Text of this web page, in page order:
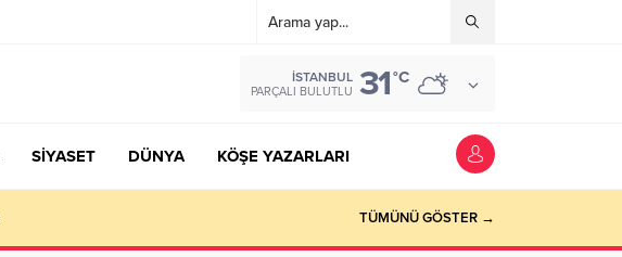
İSTANBUL
PARÇALI BULUTLU 31°C
SİYASET DÜNYA KÖŞE YAZARLARI
TÜMÜNÜ GÖSTER →